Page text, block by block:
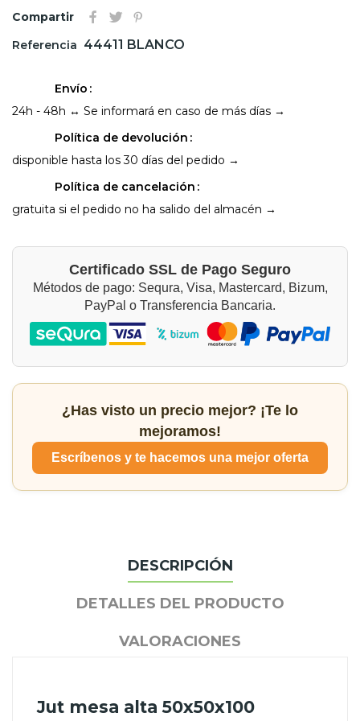
Compartir
Referencia 44411 BLANCO
Envío
24h - 48h ↔ Se informará en caso de más días →
Política de devolución
disponible hasta los 30 días del pedido →
Política de cancelación
gratuita si el pedido no ha salido del almacén →
Certificado SSL de Pago Seguro
Métodos de pago: Sequra, Visa, Mastercard, Bizum,
PayPal o Transferencia Bancaria.
¿Has visto un precio mejor? ¡Te lo
mejoramos!
Escríbenos y te hacemos una mejor oferta
DESCRIPCIÓN
DETALLES DEL PRODUCTO
VALORACIONES
Jut mesa alta 50x50x100